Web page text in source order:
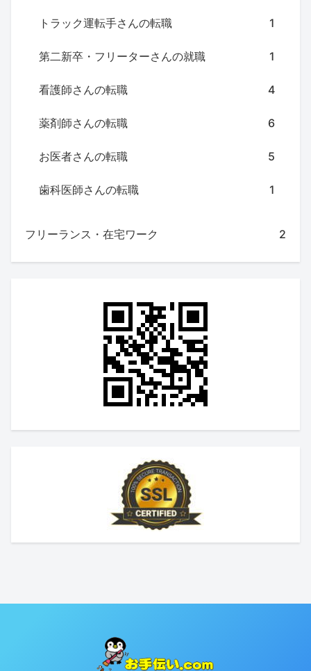
トラック運転手さんの転職 1
第二新卒・フリーターさんの就職 1
看護師さんの転職 4
薬剤師さんの転職 6
お医者さんの転職 5
歯科医師さんの転職 1
フリーランス・在宅ワーク 2